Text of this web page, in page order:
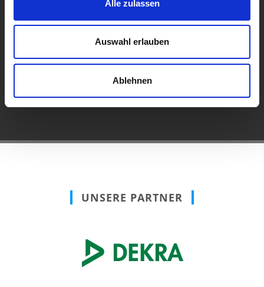
Alle zulassen
Auswahl erlauben
Ablehnen
KFZ REPARATUREN AUTOSERVICE
UNSERE PARTNER